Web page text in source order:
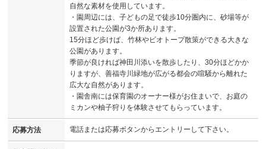
自然な素材を使用しています。
・園周辺には、子どもの足で徒歩10分圏内に、砂場等が
設置された公園が3か所あります。
15分ほど歩けば、竹林やビオトープ散策ができる大きな
公園があります。
季節が良ければ神田川添いを散歩したり、30分ほどかか
りますが、善福寺川緑地が広がる都会の喧騒から離れた
広大な自然があります。
・園舎南には保育園のオーナー様がお住まいで、お庭の
ミカンや柚子狩りを体験させてもらっています。
応募方法 電話または応募ボタンからエントリーして下さい。